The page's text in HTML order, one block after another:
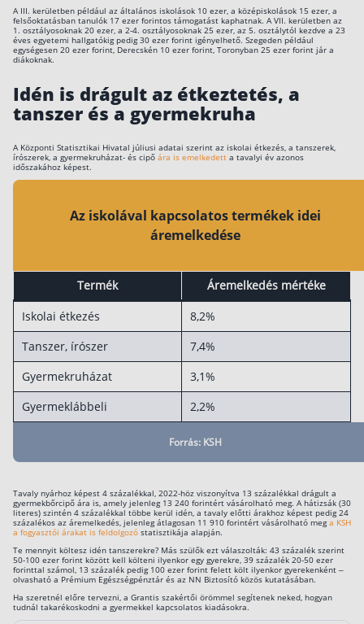
A III. kerületben például az általános iskolások 10 ezer, a középiskolások 15 ezer, a
felsőoktatásban tanulók 17 ezer forintos támogatást kaphatnak. A VII. kerületben az
1. osztályosoknak 20 ezer, a 2-4. osztályosoknak 25 ezer, az 5. osztálytól kezdve a 23
éves egyetemi hallgatókig pedig 30 ezer forint igényelhető. Szegeden például
egységesen 20 ezer forint, Derecskén 10 ezer forint, Toronyban 25 ezer forint jár a
diákoknak.
Idén is drágult az étkeztetés, a
tanszer és a gyermekruha
A Központi Statisztikai Hivatal júliusi adatai szerint az iskolai étkezés, a tanszerek,
írószerek, a gyermekruházat- és cipő ára is emelkedett a tavalyi év azonos
időszakához képest.
Az iskolával kapcsolatos termékek idei
áremelkedése
Termék
Áremelkedés mértéke
Iskolai étkezés
8,2%
Tanszer, írószer
7,4%
Gyermekruházat
3,1%
Gyermeklábbeli
2,2%
Forrás: KSH
Tavaly nyárhoz képest 4 százalékkal, 2022-höz viszonyítva 13 százalékkal drágult a
gyermekbőrcipő ára is, amely jelenleg 13 240 forintért vásárolható meg. A hátizsák (30
literes) szintén 4 százalékkal többe kerül idén, a tavaly előtti árakhoz képest pedig 24
százalékos az áremelkedés, jelenleg átlagosan 11 910 forintért vásárolható mega KSH
a fogyasztói árakat is feldolgozó statisztikája alapján.
Te mennyit költesz idén tanszerekre? Más szülők ezt válaszolták: 43 százalék szerint
50-100 ezer forint között kell költeni ilyenkor egy gyerekre, 39 százalék 20-50 ezer
forinttal számol, 13 százalék pedig 100 ezer forint felett költ ilyenkor gyerekenként –
olvasható a Prémium Egészségpénztár és az NN Biztosító közös kutatásában.
Ha szeretnél előre tervezni, a Grantis szakértői örömmel segítenek neked, hogyan
tudnál takarékoskodni a gyermekkel kapcsolatos kiadásokra.